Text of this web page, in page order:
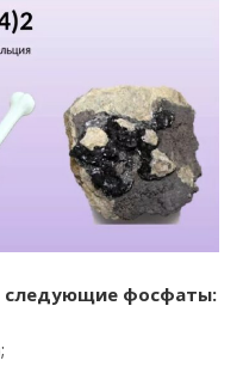
следующие фосфаты: